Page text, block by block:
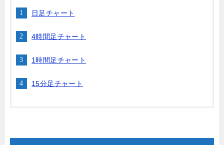
日足チャート
4時間足チャート
1時間足チャート
15分足チャート